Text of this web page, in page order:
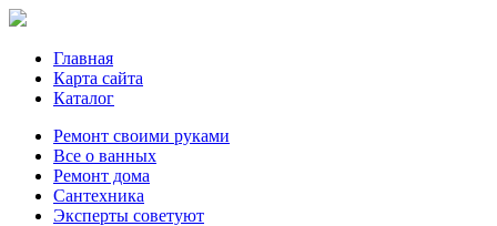
Главная
Карта сайта
Каталог
Ремонт своими руками
Все о ванных
Ремонт дома
Сантехника
Эксперты советуют